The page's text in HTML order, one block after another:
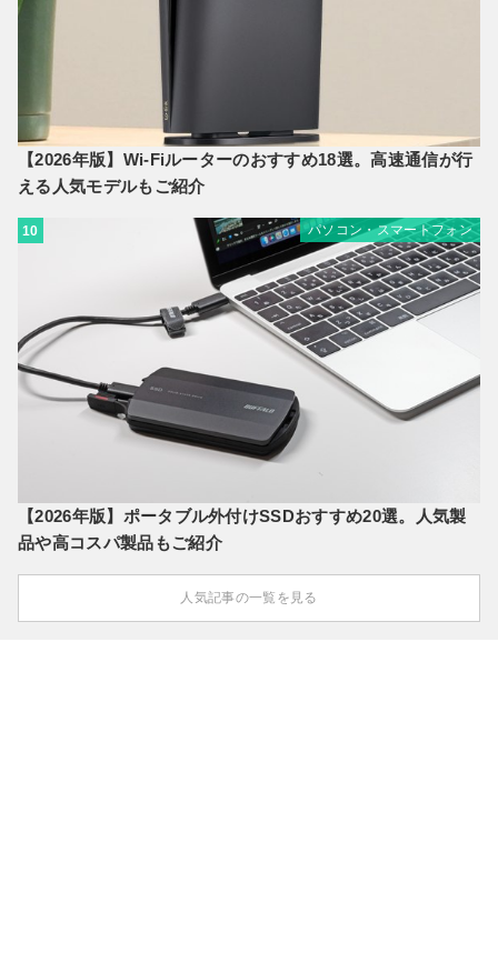
【2026年版】Wi-Fiルーターのおすすめ18選。高速通信が行
える人気モデルもご紹介
10 パソコン・スマートフォン
【2026年版】ポータブル外付けSSDおすすめ20選。人気製
品や高コスパ製品もご紹介
人気記事の一覧を見る